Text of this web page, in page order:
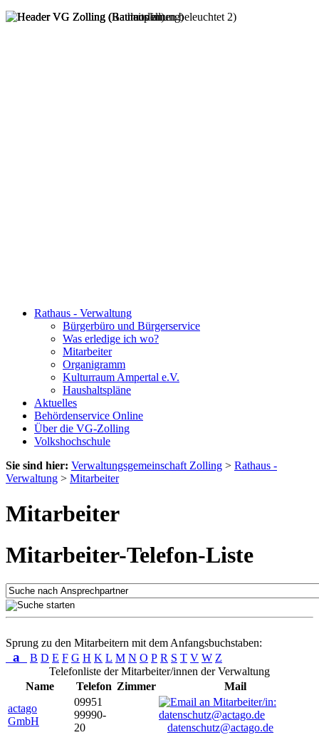
Rathaus - Verwaltung
Bürgerbüro und Bürgerservice
Was erledige ich wo?
Mitarbeiter
Organigramm
Kulturraum Ampertal e.V.
Haushaltspläne
Aktuelles
Behördenservice Online
Über die VG-Zolling
Volkshochschule
Sie sind hier: Verwaltungsgemeinschaft Zolling > Rathaus -
Verwaltung > Mitarbeiter
Mitarbeiter
Mitarbeiter-Telefon-Liste
Sprung zu den Mitarbeitern mit dem Anfangsbuchstaben:
a B D E F G H K L M N O P R S T V W Z
Telefonliste der Mitarbeiter/innen der Verwaltung
Name
Telefon Zimmer
Mail
actago
GmbH
09951
99990-
20
datenschutz@actago.de